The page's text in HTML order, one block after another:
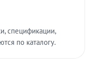
спецификации,
по каталогу.